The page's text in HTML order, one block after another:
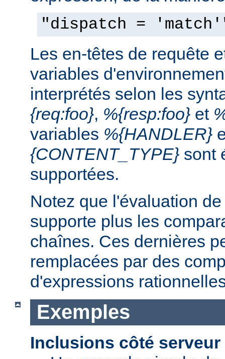
"dispatch =
Les en-têtes de requête
variables
interprétés selon les
{req:foo}, %{resp:foo} et
variables %{HANDLER}
{CONTENT_TYPE} sont
supportées.
Notez que l'évaluation
supporte plus les
chaînes. Ces dernières
remplacées par des
d'expressions
Exemples
Inclusions côté serveur